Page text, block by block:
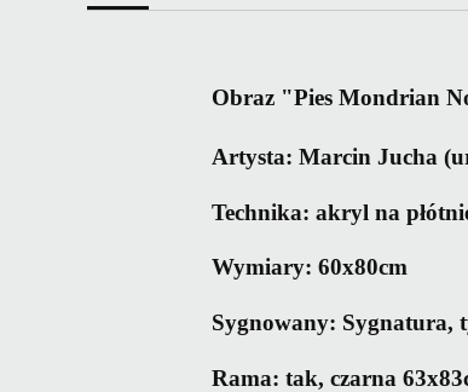
Obraz "Pies Mondrian
Artysta: Marcin Jucha
Technika: akryl na
Wymiary: 60x80cm
Sygnowany: Sygnatura,
Rama: tak, czarna